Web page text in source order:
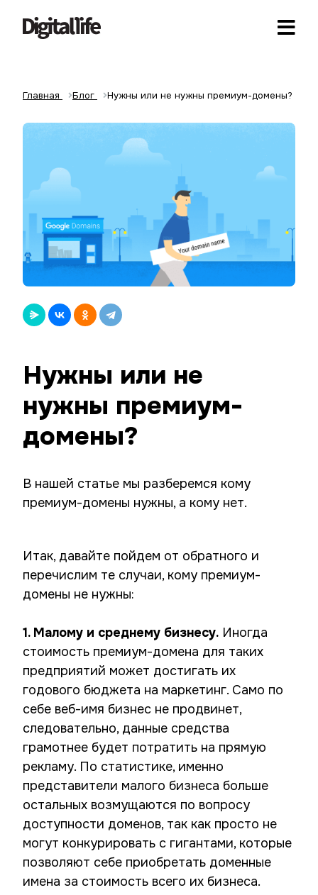
Главная Блог Нужны или не нужны премиум-домены?
Нужны или не
нужны премиум-
домены?
В нашей статье мы разберемся кому
премиум-домены нужны, а кому нет.
Итак, давайте пойдем от обратного и
перечислим те случаи, кому премиум-
домены не нужны:
1. Малому и среднему бизнесу. Иногда
стоимость премиум-домена для таких
предприятий может достигать их
годового бюджета на маркетинг. Само по
себе веб-имя бизнес не продвинет,
следовательно, данные средства
грамотнее будет потратить на прямую
рекламу. По статистике, именно
представители малого бизнеса больше
остальных возмущаются по вопросу
доступности доменов, так как просто не
могут конкурировать с гигантами, которые
позволяют себе приобретать доменные
имена за стоимость всего их бизнеса.